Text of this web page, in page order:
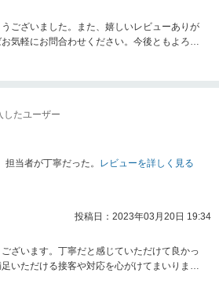
ございました。また、嬉しいレビューありが
気軽にお問合わせください。今後ともよろし
したユーザー
担当者が丁寧だった。 レビューを詳しく見る
投稿日：2023年03月20日 19:34
ざいます。丁寧だと感じていただけて良かっ
いただける接客や対応を心がけてまいりま